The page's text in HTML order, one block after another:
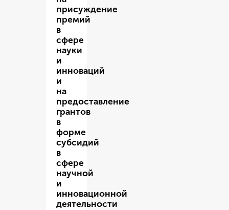
присуждение
премий
в
сфере
науки
и
инноваций
и
на
предоставление
грантов
в
форме
субсидий
в
сфере
научной
и
инновационной
деятельности